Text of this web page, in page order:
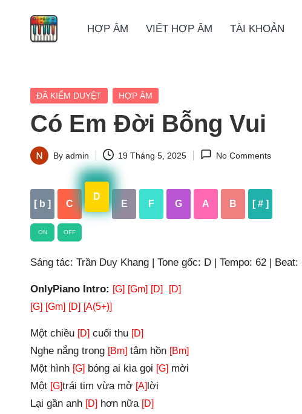
HỢP ÂM VIẾT HỢP ÂM TÀI KHOẢN
Posted
ĐÃ KIỂM DUYỆT HỢP ÂM
Có Em Đời Bỗng Vui
Posted
By admin 19 Tháng 5, 2025 No Comments
[ b ] C
D
E F G A B [ # ]
ON OFF
Sáng tác: Trần Duy Khang | Tone gốc: D | Tempo: 62 |
OnlyPiano Intro: [G] [Gm] [D]
[D]
[G] [Gm] [D] [A(5+)]
Một chiều [D] cuối thu [D]
Nghe nắng trong [Bm] tâm hồn [Bm]
Một hình [G] bóng ai kia gọi [G] mời
Một [G]trái tim vừa mở [A]lời
Lại gần anh [D] hơn nữa [D]